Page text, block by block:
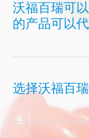
沃福百瑞可
的产品可以
选择沃福百